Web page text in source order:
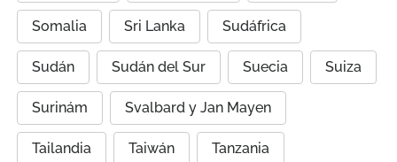
Somalia Sri Lanka Sudáfrica
Sudán Sudán del Sur Suecia Suiza
Surinám Svalbard y Jan Mayen
Tailandia Taiwán Tanzania